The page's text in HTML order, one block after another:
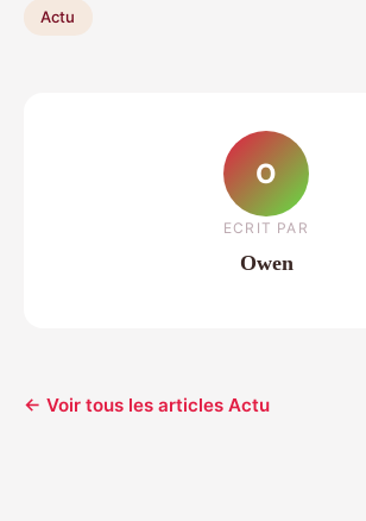
Actu
O
ECRIT PAR
Owen
← Voir tous les articles Actu